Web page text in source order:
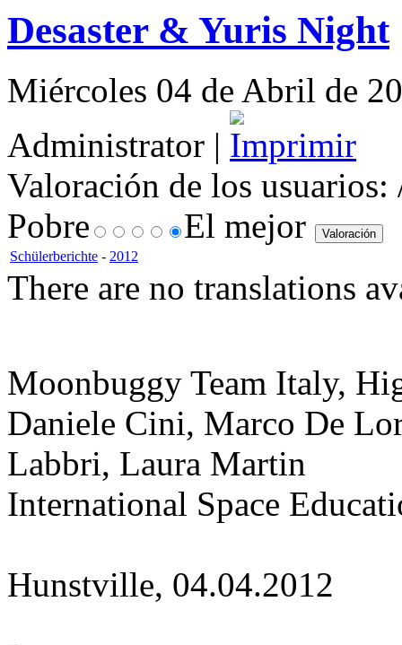
Desaster & Yuris Night
Miércoles 04 de Abril de
Administrator |
Valoración de los usuarios:
Pobre
El mejor
Schülerberichte - 2012
There are no translations
Moonbuggy Team Italy,
Daniele Cini, Marco De
Labbri, Laura Martin
International Space
Hunstville, 04.04.2012